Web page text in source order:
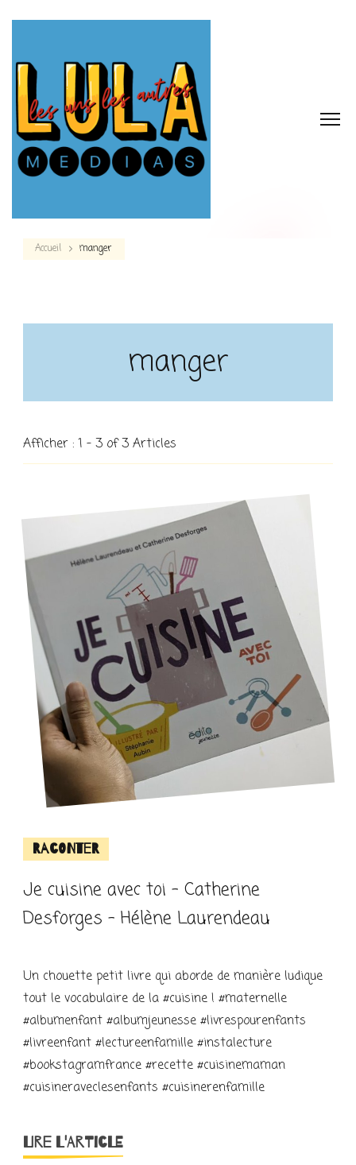
Accueil manger
manger
Afficher : 1 - 3 of 3 Articles
Raconter
Je cuisine avec toi – Catherine
Desforges – Hélène Laurendeau
Un chouette petit livre qui aborde de manière ludique
tout le vocabulaire de la #cuisine ! #maternelle
#albumenfant #albumjeunesse #livrespourenfants
#livreenfant #lectureenfamille #instalecture
#bookstagramfrance #recette #cuisinemaman
#cuisineraveclesenfants #cuisinerenfamille
LIRE L'ARTICLE